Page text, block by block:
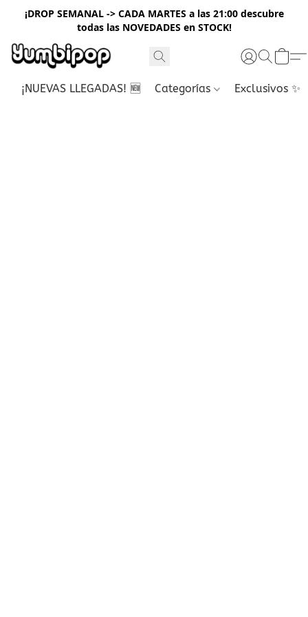
¡DROP SEMANAL -> CADA MARTES a las 21:00 descubre
todas las NOVEDADES en STOCK!
¡NUEVAS LLEGADAS! 🆕 Categorías Exclusivos ✨